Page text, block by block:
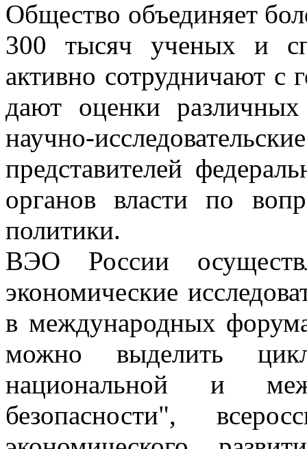
Общество объединяет
300 тысяч ученых и
активно сотрудничают с
дают оценки
научно-
представителей
органов власти по
политики.
ВЭО России
экономические
в международных
можно выделить
национальной и
безопасности",